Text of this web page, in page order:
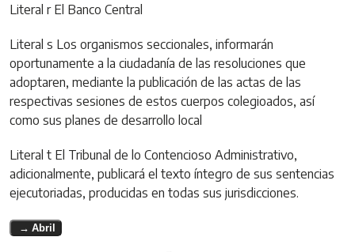
Literal r El Banco Central
Literal s Los organismos seccionales, informarán
oportunamente a la ciudadanía de las resoluciones que
adoptaren, mediante la publicación de las actas de las
respectivas sesiones de estos cuerpos colegioados, así
como sus planes de desarrollo local
Literal t El Tribunal de lo Contencioso Administrativo,
adicionalmente, publicará el texto íntegro de sus sentencias
ejecutoriadas, producidas en todas sus jurisdicciones.
Abril